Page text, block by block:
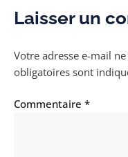
Laisser un
Votre adresse e-mail
obligatoires sont
Commentaire *